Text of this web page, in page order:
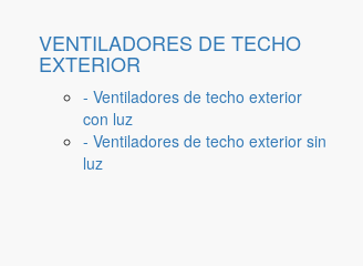
VENTILADORES DE TECHO
EXTERIOR
- Ventiladores de techo exterior
con luz
- Ventiladores de techo exterior sin
luz